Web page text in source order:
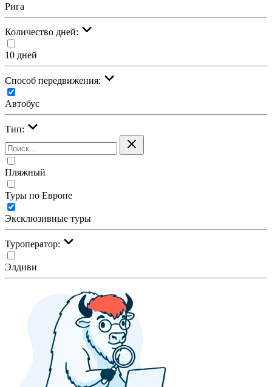
Рига
Количество дней:
10 дней
Cпособ передвижения:
Автобус
Тип:
Пляжный
Туры по Европе
Эксклюзивные туры
Туроператор:
Элдиви